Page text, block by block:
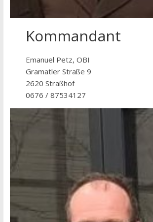
Kommandant
Emanuel Petz, OBI
Gramatler Straße 9
2620 Straßhof
0676 / 87534127